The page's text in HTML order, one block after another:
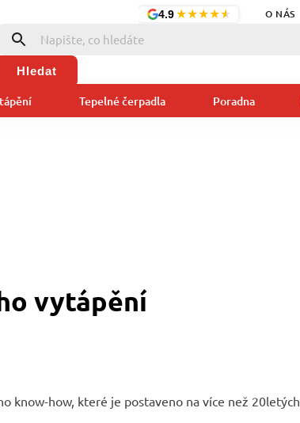
4.9★★★★★ O NÁS
Hledat
Tepelné čerpadla Poradna
vytápění
know-how, které je postaveno na více než 20letých